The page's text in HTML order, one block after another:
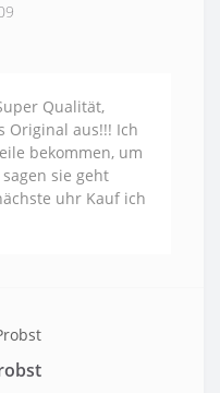
Qualität,
Original aus!!! Ich
bekommen, um
sie geht
uhr Kauf ich